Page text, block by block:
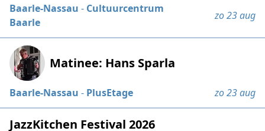
Baarle-Nassau - Cultuurcentrum
Baarle
zo 23 aug
Matinee: Hans Sparla
Baarle-Nassau - PlusEtage zo 23 aug
JazzKitchen Festival 2026